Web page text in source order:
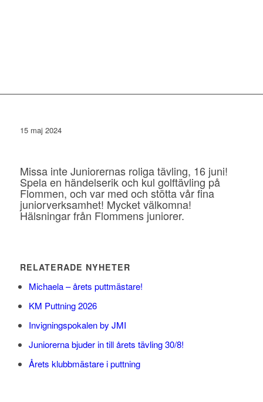
15 maj 2024
Missa inte Juniorernas roliga tävling, 16 juni!
Spela en händelserik och kul golftävling på
Flommen, och var med och stötta vår fina
juniorverksamhet! Mycket välkomna!
Hälsningar från Flommens juniorer.
RELATERADE NYHETER
Michaela – årets puttmästare!
KM Puttning 2026
Invigningspokalen by JMI
Juniorerna bjuder in till årets tävling 30/8!
Årets klubbmästare i puttning